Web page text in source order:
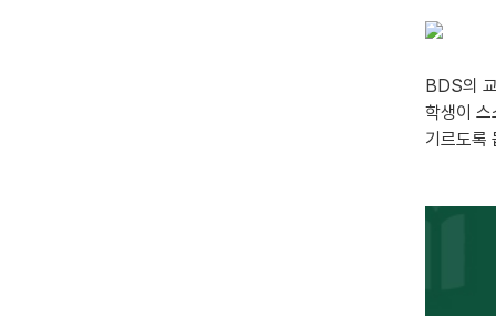
BDS의
학생이
기르도록